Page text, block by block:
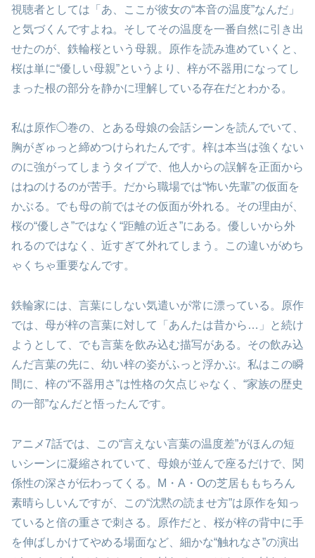
視聴者としては「あ、ここが彼女の“本音の温度”なんだ」
と気づくんですよね。そしてその温度を一番自然に引き出
せたのが、鉄輪桜という母親。原作を読み進めていくと、
桜は単に“優しい母親”というより、梓が不器用になってし
まった根の部分を静かに理解している存在だとわかる。
私は原作◯巻の、とある母娘の会話シーンを読んでいて、
胸がぎゅっと締めつけられたんです。梓は本当は強くない
のに強がってしまうタイプで、他人からの誤解を正面から
はねのけるのが苦手。だから職場では“怖い先輩”の仮面を
かぶる。でも母の前ではその仮面が外れる。その理由が、
桜の“優しさ”ではなく“距離の近さ”にある。優しいから外
れるのではなく、近すぎて外れてしまう。この違いがめち
ゃくちゃ重要なんです。
鉄輪家には、言葉にしない気遣いが常に漂っている。原作
では、母が梓の言葉に対して「あんたは昔から…」と続け
ようとして、でも言葉を飲み込む描写がある。その飲み込
んだ言葉の先に、幼い梓の姿がふっと浮かぶ。私はこの瞬
間に、梓の“不器用さ”は性格の欠点じゃなく、“家族の歴史
の一部”なんだと悟ったんです。
アニメ7話では、この“言えない言葉の温度差”がほんの短
いシーンに凝縮されていて、母娘が並んで座るだけで、関
係性の深さが伝わってくる。M・A・Oの芝居ももちろん
素晴らしいんですが、この“沈黙の読ませ方”は原作を知っ
ていると倍の重さで刺さる。原作だと、桜が梓の背中に手
を伸ばしかけてやめる場面など、細かな“触れなさ”の演出